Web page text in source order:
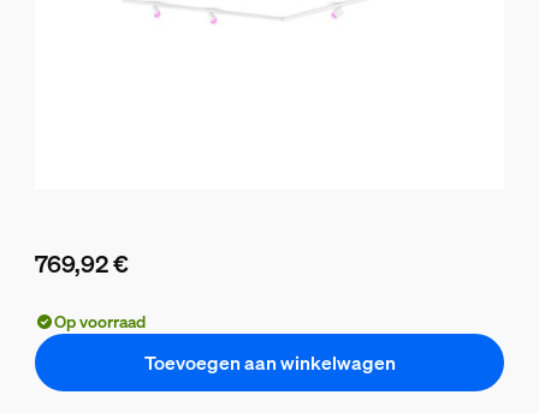
769,92 €
Op voorraad
Toevoegen aan winkelwagen